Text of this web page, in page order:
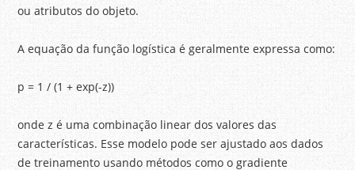
ou atributos do objeto.
A equação da função logística é geralmente expressa como:
p = 1 / (1 + exp(-z))
onde z é uma combinação linear dos valores das
características. Esse modelo pode ser ajustado aos dados
de treinamento usando métodos como o gradiente